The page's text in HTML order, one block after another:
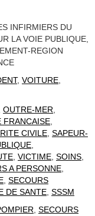
INFIRMIERS DU
LA VOIE PUBLIQUE,
REGION
, VOITURE,
OUTRE-MER,
FRANCAISE,
CIVILE, SAPEUR-
,
, VICTIME, SOINS,
A PERSONNE,
, SECOURS
DE SANTE, SSSM
, SECOURS